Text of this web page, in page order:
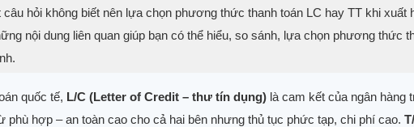
hỏi không biết nên lựa chọn phương thức thanh toán LC hay TT khi xuất
nội dung liên quan giúp bạn có thể hiểu, so sánh, lựa chọn phương thức
quốc tế, L/C (Letter of Credit – thư tín dụng) là cam kết của ngân hàng
phù hợp – an toàn cao cho cả hai bên nhưng thủ tục phức tạp, chi phí cao.